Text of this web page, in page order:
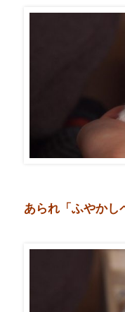
あられ「ふやかし